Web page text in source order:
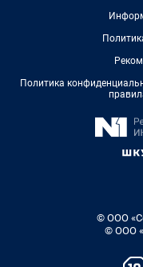
Политика
© ООО
© ООО